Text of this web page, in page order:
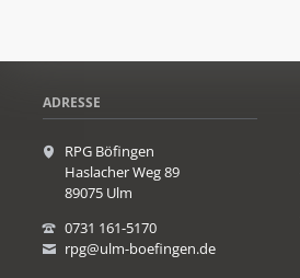
ADRESSE
RPG Böfingen
Haslacher Weg 89
89075 Ulm
0731 161-5170
rpg@ulm-boefingen.de